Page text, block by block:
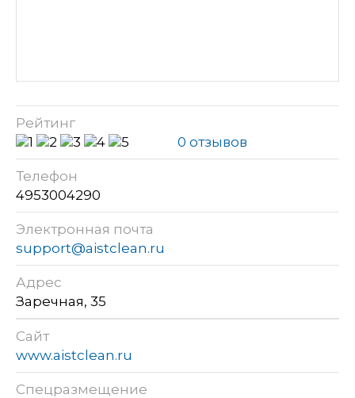
Рейтинг
0 отзывов
Телефон
4953004290
Электронная почта
support@aistclean.ru
Адрес
Заречная, 35
Сайт
www.aistclean.ru
Спецразмещение